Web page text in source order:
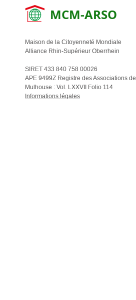
MCM-ARSO
Maison de la Citoyenneté Mondiale
Alliance Rhin-Supérieur Oberrhein
SIRET 433 840 758 00026
APE 9499Z Registre des Associations de
Mulhouse : Vol. LXXVII Folio 114
Informations légales